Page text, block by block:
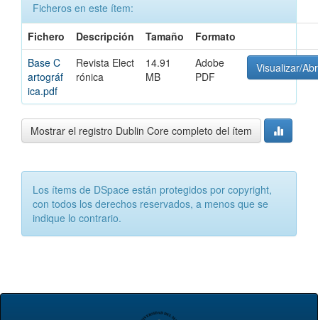
Ficheros en este ítem:
Fichero
Descripción Tamaño
Formato
Base C
artográf
ica.pdf
Revista Elect
rónica
14.91
MB
Adobe
PDF
Visualizar/
Mostrar el registro Dublin Core completo del ítem
Los ítems de DSpace están protegidos por copyright,
con todos los derechos reservados, a menos que se
indique lo contrario.